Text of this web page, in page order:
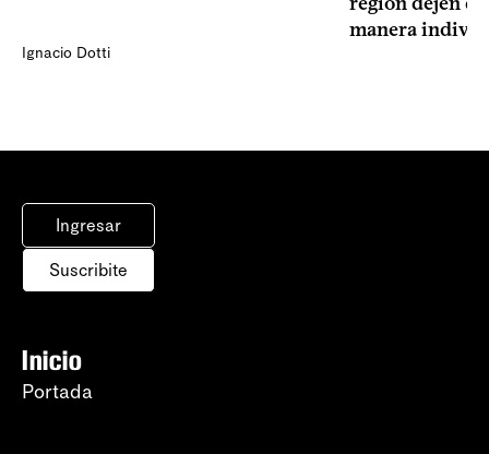
Ignacio Dotti
manera
Ingresar
Suscribite
Inicio
Portada